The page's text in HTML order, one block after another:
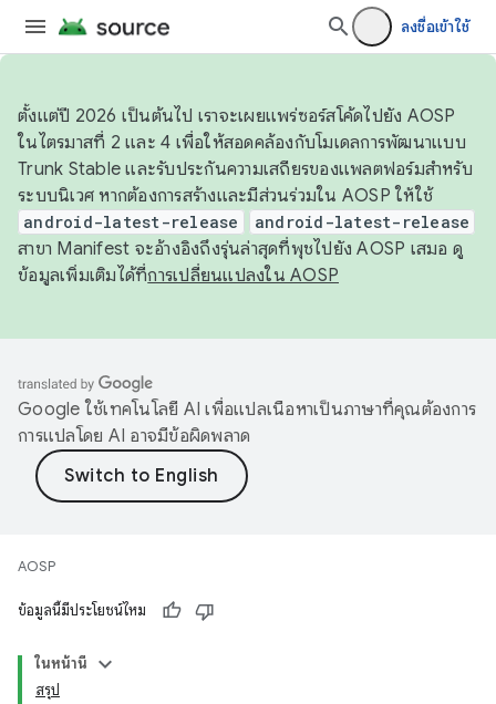
ลงชื่อเข้าใช้
ตั้งแต่ปี 2026 เป็นต้นไป เราจะเผยแพร่ซอร์สโค้ดไปยัง AOSP
ในไตรมาสที่ 2 และ 4 เพื่อให้สอดคล้องกับโมเดลการพัฒนาแบบ
Trunk Stable และรับประกันความเสถียรของแพลตฟอร์มสำหรับ
ระบบนิเวศ หากต้องการสร้างและมีส่วนร่วมใน AOSP ให้ใช้
android-latest-release android-latest-release
สาขา Manifest จะอ้างอิงถึงรุ่นล่าสุดที่พุชไปยัง AOSP เสมอ ดู
ข้อมูลเพิ่มเติมได้ที่การเปลี่ยนแปลงใน AOSP
Google ใช้เทคโนโลยี AI เพื่อแปลเนื้อหาเป็นภาษาที่คุณต้องการ
การแปลโดย AI อาจมีข้อผิดพลาด
AOSP
ข้อมูลนี้มีประโยชน์ไหม
ในหน้านี้
สรุป